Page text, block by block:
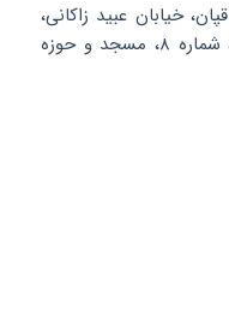
خیابان عبید زاکانی،
روبروی کانون میثم، بن بست مسجد، شماره ۸، مسجد و حوزه